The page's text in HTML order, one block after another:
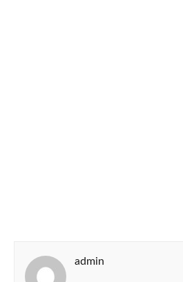
admin